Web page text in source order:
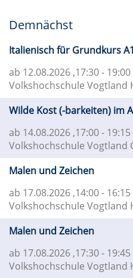
Demnächst
Italienisch für Grundkurs
ab 12.08.2026 ,17:30 -
Volkshochschule Vogtland
Wilde Kost (-barkeiten) im
ab 14.08.2026 ,17:00 -
Volkshochschule Vogtland
Malen und Zeichen
ab 17.08.2026 ,14:00 -
Volkshochschule Vogtland
Malen und Zeichen
ab 17.08.2026 ,17:30 -
Volkshochschule Vogtland